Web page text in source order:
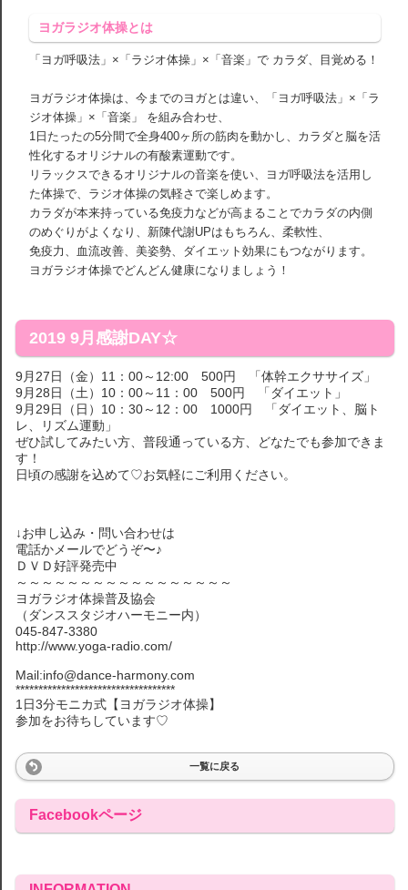
ヨガラジオ体操とは
「ヨガ呼吸法」×「ラジオ体操」×「音楽」で カラダ、目覚める！
ヨガラジオ体操は、今までのヨガとは違い、「ヨガ呼吸法」×「ラ
ジオ体操」×「音楽」 を組み合わせ、
1日たったの5分間で全身400ヶ所の筋肉を動かし、カラダと脳を活
性化するオリジナルの有酸素運動です。
リラックスできるオリジナルの音楽を使い、ヨガ呼吸法を活用し
た体操で、ラジオ体操の気軽さで楽しめます。
カラダが本来持っている免疫力などが高まることでカラダの内側
のめぐりがよくなり、新陳代謝UPはもちろん、柔軟性、
免疫力、血流改善、美姿勢、ダイエット効果にもつながります。
ヨガラジオ体操でどんどん健康になりましょう！
2019 9月感謝DAY☆
9月27日（金）11：00～12:00 500円 「体幹エクササイズ」
9月28日（土）10：00～11：00 500円 「ダイエット」
9月29日（日）10：30～12：00 1000円 「ダイエット、脳ト
レ、リズム運動」
ぜひ試してみたい方、普段通っている方、どなたでも参加できま
す！
日頃の感謝を込めて♡お気軽にご利用ください。
↓お申し込み・問い合わせは
電話かメールでどうぞ〜♪
ＤＶＤ好評発売中
～～～～～～～～～～～～～～～～～
ヨガラジオ体操普及協会
（ダンススタジオハーモニー内）
045-847-3380
http://www.yoga-radio.com/
Mail:info@dance-harmony.com
***********************************
1日3分モニカ式【ヨガラジオ体操】
参加をお待ちしています♡
一覧に戻る
Facebookページ